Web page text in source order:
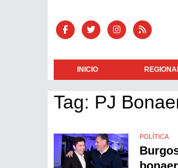
INICIO
Tag: PJ
POLÍTICA